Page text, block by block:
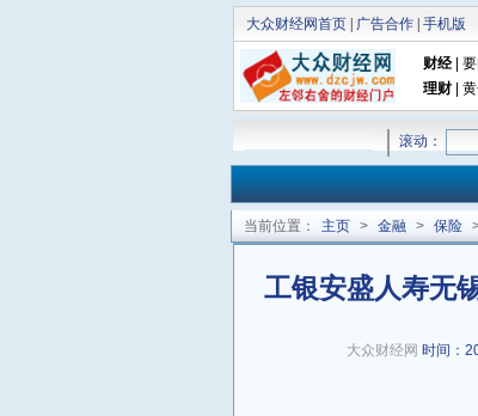
大众财经网首页| 广告合作| 手机版
财经|
理财|
滚动：
当前位置： 主页 > 金融 > 保险
工银安盛人寿无
大众财经网 时间：